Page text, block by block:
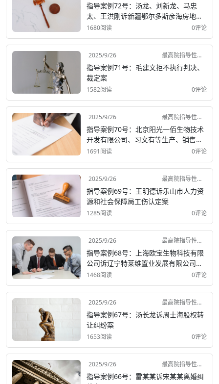
指导案例72号：汤龙、刘新龙、马忠
太、王洪刚诉新疆鄂尔多斯彦海房地产
开发有限公司商品房买卖合同纠纷案
1680阅读 0评论
2025/9/26 最高院指导性案例
指导案例71号：毛建文拒不执行判决、
裁定案
1582阅读 0评论
2025/9/26 最高院指导性案例
指导案例70号：北京阳光一佰生物技术
开发有限公司、习文有等生产、销售有
毒、有害食品案
1691阅读 0评论
2025/9/26 最高院指导性案例
指导案例69号：王明德诉乐山市人力资
源和社会保障局工伤认定案
1285阅读 0评论
2025/9/26 最高院指导性案例
指导案例68号：上海欧宝生物科技有限
公司诉辽宁特莱维置业发展有限公司企
业借贷纠纷案
1468阅读 0评论
2025/9/26 最高院指导性案例
指导案例67号：汤长龙诉周士海股权转
让纠纷案
1653阅读 0评论
2025/9/26 最高院指导性案例
指导案例66号：雷某某诉宋某某离婚纠